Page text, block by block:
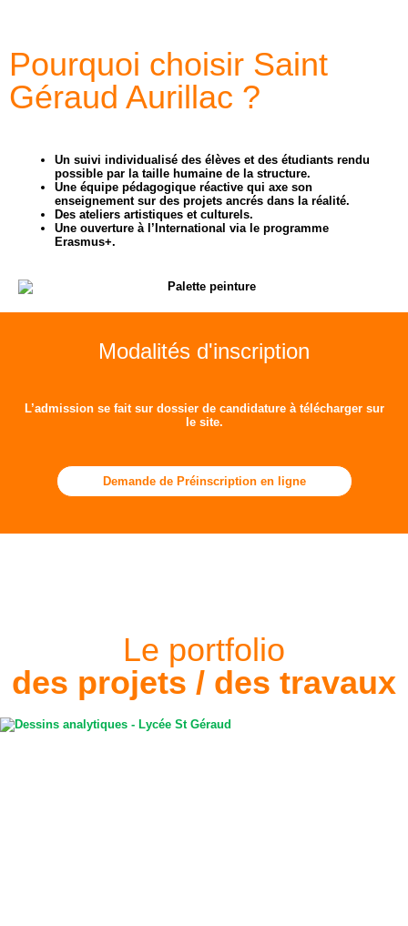
Pourquoi choisir Saint
Géraud Aurillac ?
Un suivi individualisé des élèves et des étudiants rendu
possible par la taille humaine de la structure.
Une équipe pédagogique réactive qui axe son
enseignement sur des projets ancrés dans la réalité.
Des ateliers artistiques et culturels.
Une ouverture à l’International via le programme
Erasmus+.
Modalités d'inscription
L’admission se fait sur dossier de candidature à télécharger sur
le site.
Demande de Préinscription en ligne
Le portfolio
des projets / des travaux